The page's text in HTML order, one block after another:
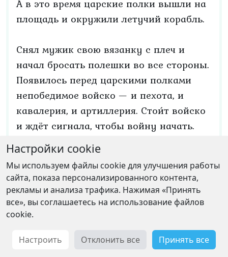
А в это время царские полки вышли на
площадь и окружили летучий корабль.
Снял мужик свою вязанку с плеч и
начал бросать полешки во все стороны.
Появилось перед царскими полками
непобедимое войско — и пехота, и
кавалерия, и артиллерия. Стои́т войско
и ждёт сигнала, чтобы войну начать.
Подал Коля сигнал, и ударило
волшебное войско по царским полкам.
Не успели царь с царевной оглянуться,
как все их солдаты разбежались кто
куда, а сами они в плену оказались.
Отправил Коля царя в ту самую баню, в
которой его живьём сжечь хотели.
Пото́м подошёл к царевне и говорит:
Настройки cookie
Мы используем файлы cookie для улучшения работы
сайта, показа персонализированного контента,
рекламы и анализа трафика. Нажимая «Принять
все», вы соглашаетесь на использование файлов
cookie.
Настроить Отклонить все Принять все